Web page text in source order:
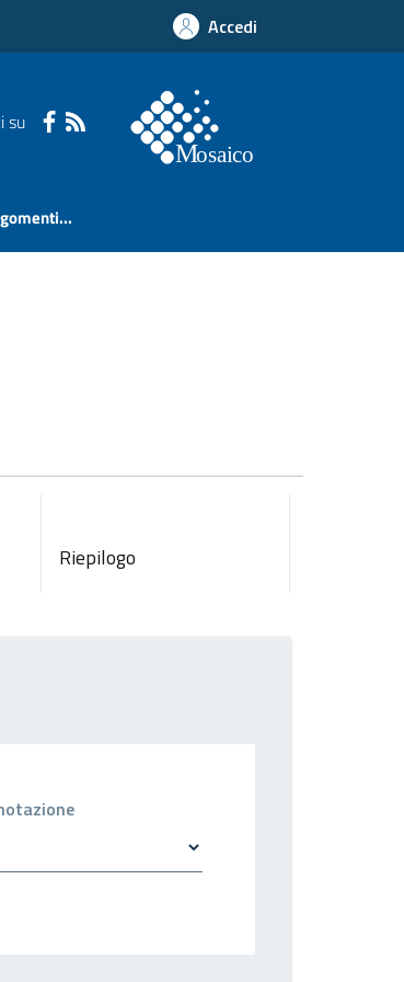
Accedi
su
Riepilogo